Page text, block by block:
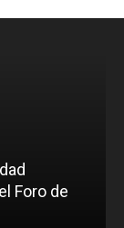
Foro de